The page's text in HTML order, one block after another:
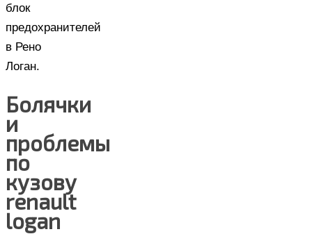
блок
предохранителей
в Рено
Логан.
Болячки
и
проблемы
по
кузову
renault
logan